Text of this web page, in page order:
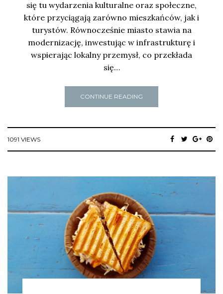
się tu wydarzenia kulturalne oraz społeczne,
które przyciągają zarówno mieszkańców, jak i
turystów. Równocześnie miasto stawia na
modernizację, inwestując w infrastrukturę i
wspierając lokalny przemysł, co przekłada
się…
CONTINUE READING
1091 VIEWS